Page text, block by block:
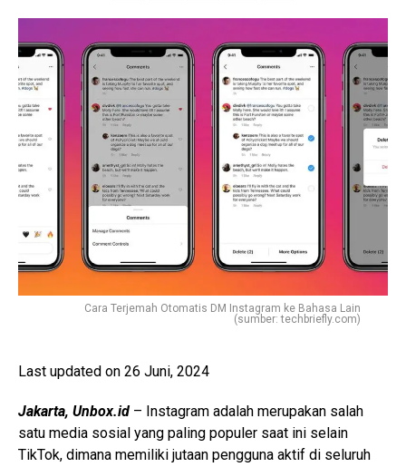
Cara Terjemah Otomatis DM Instagram ke Bahasa Lain
(sumber: techbriefly.com)
Last updated on 26 Juni, 2024
Jakarta, Unbox.id – Instagram adalah merupakan salah
satu media sosial yang paling populer saat ini selain
TikTok, dimana memiliki jutaan pengguna aktif di seluruh